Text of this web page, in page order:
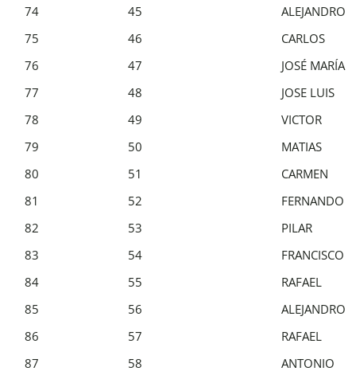
74
45
ALEJANDRO
75
46
CARLOS
76
47
JOSÉ MARÍA
77
48
JOSE LUIS
78
49
VICTOR
79
50
MATIAS
80
51
CARMEN
81
52
FERNANDO
82
53
PILAR
83
54
FRANCISCO
84
55
RAFAEL
85
56
ALEJANDRO
86
57
RAFAEL
87
58 ANTONIO